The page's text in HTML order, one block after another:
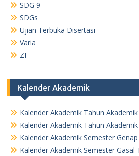
SDG 9
SDGs
Ujian Terbuka Disertasi
Varia
ZI
Kalender Akademik
Kalender Akademik Tahun
Kalender Akademik Tahun
Kalender Akademik Semester
Kalender Akademik Semester Gasal